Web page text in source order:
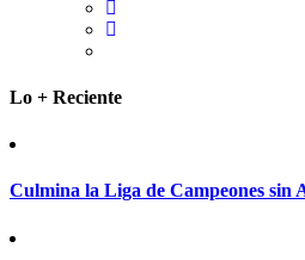
Lo + Reciente
Culmina la Liga de Campeones sin